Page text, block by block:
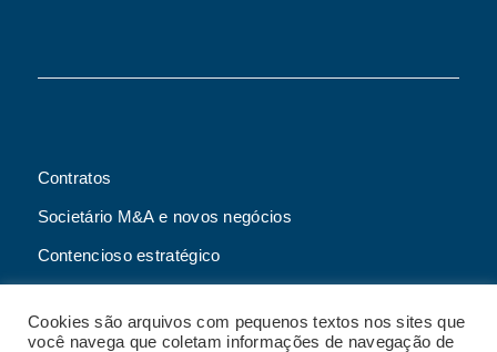
Contratos
Societário M&A e novos negócios
Contencioso estratégico
Advogado online
Cookies são arquivos com pequenos textos nos sites que
você navega que coletam informações de navegação de